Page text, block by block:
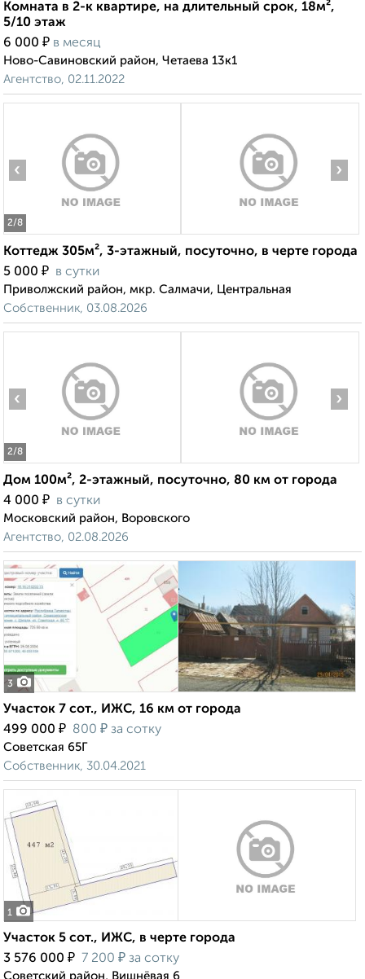
Комната в 2-к квартире, на длительный срок, 18м²,
5/10 этаж
6 000 ₽ в месяц
Ново-Савиновский район, Четаева 13к1
Агентство, 02.11.2022
2/8
‹ ›
Коттедж 305м², 3-этажный, посуточно, в черте города
5 000 ₽ в сутки
Приволжский район, мкр. Салмачи, Центральная
Собственник, 03.08.2026
2/8
‹ ›
Дом 100м², 2-этажный, посуточно, 80 км от города
4 000 ₽ в сутки
Московский район, Воровского
Агентство, 02.08.2026
3
Участок 7 сот., ИЖС, 16 км от города
499 000 ₽ 800 ₽ за сотку
Советская 65Г
Собственник, 30.04.2021
1
Участок 5 сот., ИЖС, в черте города
3 576 000 ₽ 7 200 ₽ за сотку
Советский район, Вишнёвая 6